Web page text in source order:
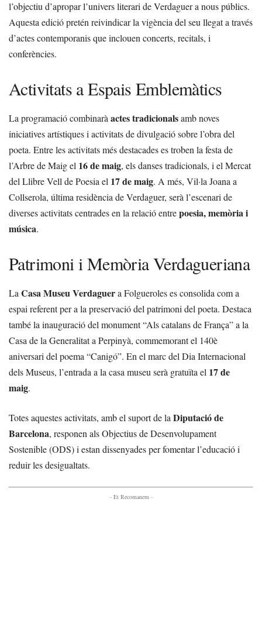
l’objectiu d’apropar l’univers literari de Verdaguer a nous públics.
Aquesta edició pretén reivindicar la vigència del seu llegat a través
d’actes contemporanis que inclouen concerts, recitals, i
conferències.
Activitats a Espais Emblemàtics
La programació combinarà actes tradicionalsamb noves
iniciatives artístiques i activitats de divulgació sobre l’obra del
poeta. Entre les activitats més destacades es troben la festa de
l’Arbre de Maig el 16 de maig, els danses tradicionals, i el Mercat
del Llibre Vell de Poesia el 17 de maig. A més, Vil·la Joana a
Collserola, última residència de Verdaguer, serà l’escenari de
diverses activitats centrades en la relació entrepoesia, memòria i
música.
Patrimoni i Memòria Verdagueriana
La Casa Museu Verdaguera Folgueroles es consolida com a
espai referent per a la preservació del patrimoni del poeta. Destaca
també la inauguració del monument “Als catalans de França” a la
Casa de la Generalitat a Perpinyà, commemorant el 140è
aniversari del poema “Canigó”. En el marc del Dia Internacional
dels Museus, l’entrada a la casa museu serà gratuïta el 17 de
maig.
Totes aquestes activitats, amb el suport de la Diputació de
Barcelona, responen als Objectius de Desenvolupament
Sostenible (ODS) i estan dissenyades per fomentar l’educació i
reduir les desigualtats.
- Et Recomanem -